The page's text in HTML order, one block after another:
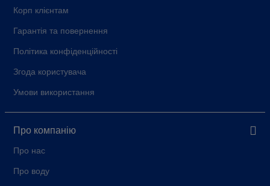
Корп клієнтам
Гарантія та повернення
Політика конфіденційності
Згода користувача
Умови використання
Про компанію
Про нас
Про воду